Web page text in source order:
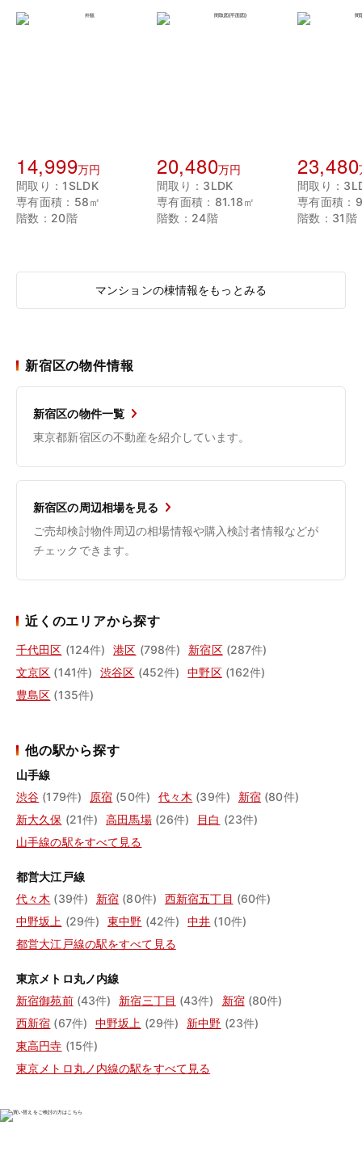
14,999万円
間取り：1SLDK
専有面積：58㎡
階数：20階
20,480万円
間取り：3LDK
専有面積：81.18㎡
階数：24階
23,480
間取り：
専有面積：
階数：31階
マンションの棟情報をもっとみる
新宿区の物件情報
新宿区の物件一覧
東京都新宿区の不動産を紹介しています。
新宿区の周辺相場を見る
ご売却検討物件周辺の相場情報や購入検討者情報などが
チェックできます。
近くのエリアから探す
千代田区 (124件) 港区 (798件) 新宿区 (287件)
文京区 (141件) 渋谷区 (452件) 中野区 (162件)
豊島区 (135件)
他の駅から探す
山手線
渋谷 (179件) 原宿 (50件) 代々木 (39件) 新宿 (80件)
新大久保 (21件) 高田馬場 (26件) 目白 (23件)
山手線の駅をすべて見る
都営大江戸線
代々木 (39件) 新宿 (80件) 西新宿五丁目 (60件)
中野坂上 (29件) 東中野 (42件) 中井 (10件)
都営大江戸線の駅をすべて見る
東京メトロ丸ノ内線
新宿御苑前 (43件) 新宿三丁目 (43件) 新宿 (80件)
西新宿 (67件) 中野坂上 (29件) 新中野 (23件)
東高円寺 (15件)
東京メトロ丸ノ内線の駅をすべて見る